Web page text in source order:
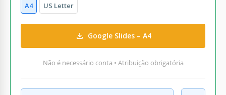
A4 US Letter
Google Slides – A4
Não é necessário conta • Atribuição obrigatória